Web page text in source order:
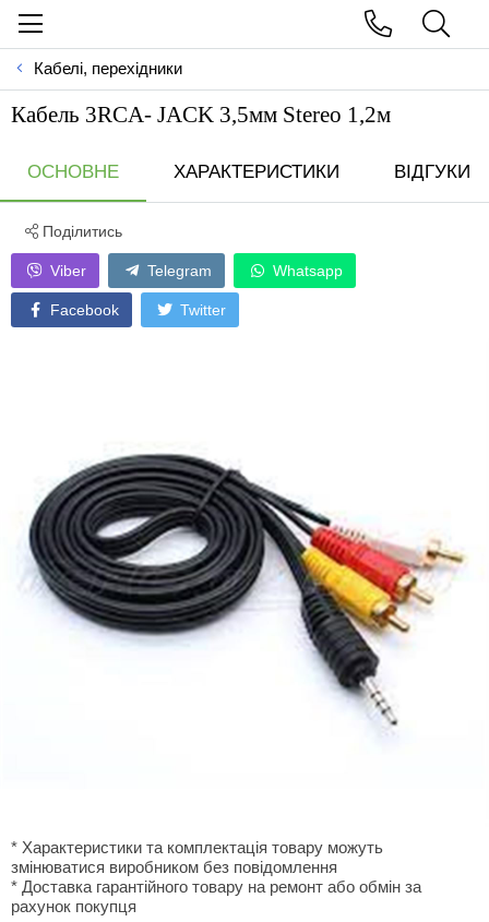
Кабелі, перехідники
Кабель 3RCA- JACK 3,5мм Stereo 1,2м
ОСНОВНЕ ХАРАКТЕРИСТИКИ ВІДГУКИ
Поділитись
Viber Telegram Whatsapp
Facebook Twitter
* Характеристики та комплектація товару можуть
змінюватися виробником без повідомлення
* Доставка гарантiйного товару на ремонт або обмiн за
рахунок покупця